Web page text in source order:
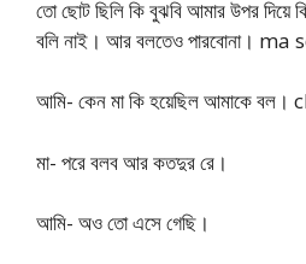
তো ছোট ছিলি কি বুঝবি আমার উপর দিয়ে
বলি নাই। আর বলতেও পারবোনা।
আমি- কেন মা কি হয়েছিল আমাকে
মা- পরে বলব আর কতদুর রে।
আমি- অও তো এসে গেছি।